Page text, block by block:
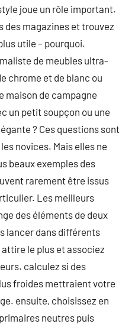
joue un rôle important.
des magazines et trouvez
utile – pourquoi.
de meubles ultra-
chrome et de blanc ou
maison de campagne
un petit soupçon ou une
? Ces questions sont
novices. Mais elles ne
beaux exemples des
rarement être issus
Les meilleurs
des éléments de deux
lancer dans différents
le plus et associez
calculez si des
froides mettraient votre
ensuite, choisissez en
neutres puis